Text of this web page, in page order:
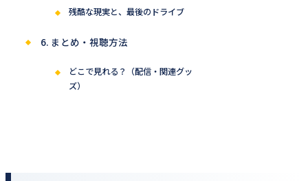
残酷な現実と、最後のドライブ
6. まとめ・視聴方法
どこで見れる？（配信・関連グッ
ズ）